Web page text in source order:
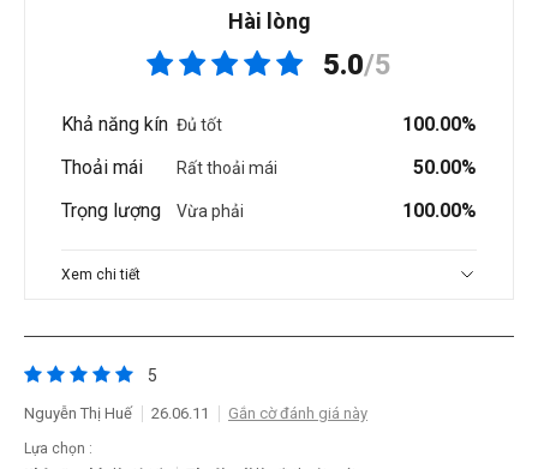
Hài lòng
5.0/5
Khả năng kín Đủ tốt
100.00%
Thoải mái
Rất thoải mái
50.00%
Trọng lượng
Vừa phải 100.00%
Xem chi tiết
5
Nguyễn Thị Huế 26.06.11 Gắn cờ đánh giá này
Lựa chọn :